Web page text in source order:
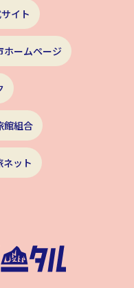
イト
ホームページ
館組合
ネット